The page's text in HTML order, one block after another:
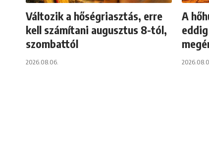
Változik a hőségriasztás, erre
kell számítani augusztus 8-tól,
szombattól
2026.08.06.
A